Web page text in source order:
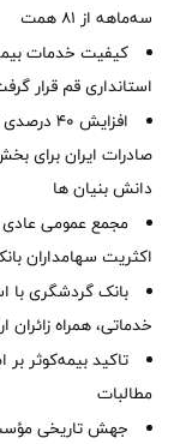
سه‌ماهه از 81 همت
کیفیت خدمات
استانداری قم قرار
افزایش
صادرات ایران برای
دانش بنیان ها
مجمع عمومی عادی
اکثریت سهامداران
بانک گردشگری با
خدماتی، همراه
تاکید بیمه‌کوثر
مطالبات ‌
جهش تاریخی